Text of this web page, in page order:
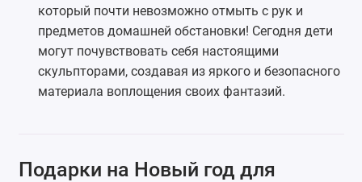
который почти невозможно отмыть с рук и
предметов домашней обстановки! Сегодня дети
могут почувствовать себя настоящими
скульпторами, создавая из яркого и безопасного
материала воплощения своих фантазий.
Подарки на Новый год для